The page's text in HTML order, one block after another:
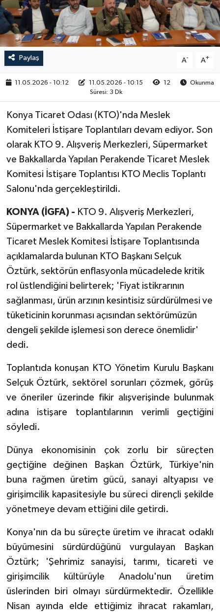
Paylaş A- A+
11.05.2026 - 10:12 11.05.2026 - 10:15 12
Okunma
Süresi: 3 Dk
Konya Ticaret Odası (KTO)'nda Meslek
Komiteleri İstişare Toplantıları devam ediyor. Son
olarak KTO 9. Alışveriş Merkezleri, Süpermarket
ve Bakkallarda Yapılan Perakende Ticaret Meslek
Komitesi İstişare Toplantısı KTO Meclis Toplantı
Salonu'nda gerçekleştirildi.
KONYA (İGFA) - KTO 9. Alışveriş Merkezleri,
Süpermarket ve Bakkallarda Yapılan Perakende
Ticaret Meslek Komitesi İstişare Toplantısında
açıklamalarda bulunan KTO Başkanı Selçuk
Öztürk, sektörün enflasyonla mücadelede kritik
rol üstlendiğini belirterek; 'Fiyat istikrarının
sağlanması, ürün arzının kesintisiz sürdürülmesi ve
tüketicinin korunması açısından sektörümüzün
dengeli şekilde işlemesi son derece önemlidir'
dedi.
Toplantıda konuşan KTO Yönetim Kurulu Başkanı
Selçuk Öztürk, sektörel sorunları çözmek, görüş
ve öneriler üzerinde fikir alışverişinde bulunmak
adına istişare toplantılarının verimli geçtiğini
söyledi.
Dünya ekonomisinin çok zorlu bir süreçten
geçtiğine değinen Başkan Öztürk, Türkiye'nin
buna rağmen üretim gücü, sanayi altyapısı ve
girişimcilik kapasitesiyle bu süreci dirençli şekilde
yönetmeye devam ettiğini dile getirdi.
Konya'nın da bu süreçte üretim ve ihracat odaklı
büyümesini sürdürdüğünü vurgulayan Başkan
Öztürk; 'Şehrimiz sanayisi, tarımı, ticareti ve
girişimcilik kültürüyle Anadolu'nun üretim
üslerinden biri olmayı sürdürmektedir. Özellikle
Nisan ayında elde ettiğimiz ihracat rakamları,
RESMİ İLAN